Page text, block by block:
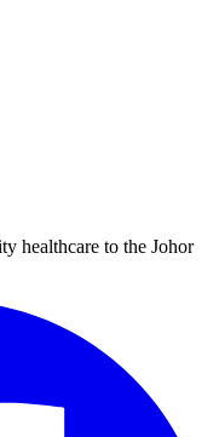
healthcare to the Johor